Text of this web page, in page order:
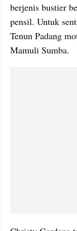
berjenis bustier
pensil. Untuk
Tenun Padang
Mamuli Sumba.